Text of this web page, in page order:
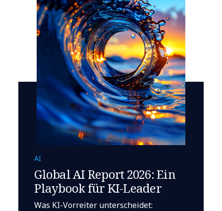
AI
Global AI Report 2026: Ein
Playbook für KI-Leader
Was KI-Vorreiter unterscheidet: